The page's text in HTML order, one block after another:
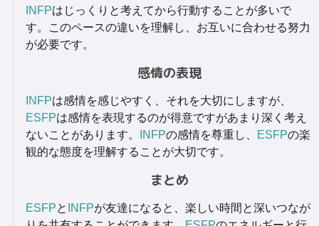
INFPはじっくりと考えてから行動することが多いで
す。このペースの違いを理解し、お互いに合わせる努力
が必要です。
感情の表現
INFPは感情を感じやすく、それを大切にしますが、
ESFPは感情を表現するのが得意ですがあまり深く考え
ないことがあります。
INFPの感情を尊重し、 ESFPの楽
観的な態度を理解することが大切です。
まとめ
ESFPと INFPが友達になると、楽しい時間と深いつなが